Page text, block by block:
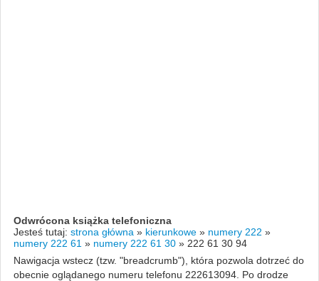
Odwrócona książka telefoniczna
Jesteś tutaj: strona główna » kierunkowe » numery 222 »
numery 222 61 » numery 222 61 30 » 222 61 30 94
Nawigacja wstecz (tzw. "breadcrumb"), która pozwola dotrzeć do
obecnie oglądanego numeru telefonu 222613094. Po drodze